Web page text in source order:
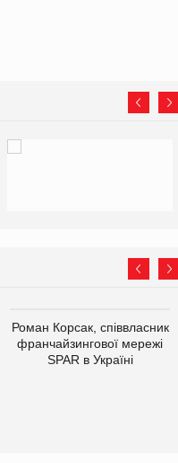
Роман Корсак, співвласник
франчайзингової мережі
SPAR в Україні